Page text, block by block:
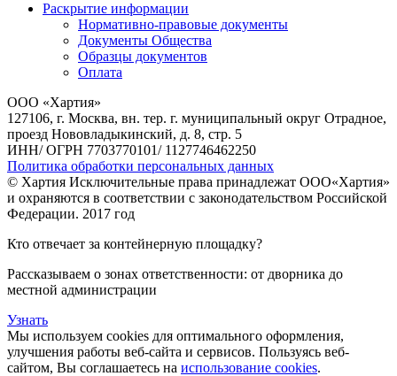
Раскрытие информации
Нормативно-правовые документы
Документы Общества
Образцы документов
Оплата
ООО «Хартия»
127106, г. Москва, вн. тер. г. муниципальный округ Отрадное,
проезд Нововладыкинский, д. 8, стр. 5
ИНН/ ОГРН 7703770101/ 1127746462250
Политика обработки персональных данных
© Хартия Исключительные права принадлежат ООО«Хартия»
и охраняются в соответствии с законодательством Российской
Федерации. 2017 год
Кто отвечает за контейнерную площадку?
Рассказываем о зонах ответственности: от дворника до
местной администрации
Узнать
Мы используем cookies для оптимального оформления,
улучшения работы веб-сайта и сервисов. Пользуясь веб-
сайтом, Вы соглашаетесь на использование cookies.